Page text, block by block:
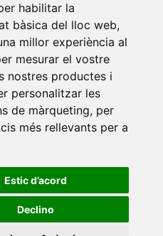
habilitar la
bàsica del lloc web,
millor experiència al
mesurar el vostre
nostres productes i
personalitzar les
de màrqueting, per
més rellevants per a
Estic d’acord
Declino
• Universitat d'Alacant
Universitat Autònoma de
Barcelona •
Universitat
Universitat de Girona
•Universitat
• Universitat Jaume I
Miguel Hernández
Catalunya
Universitat Ramon Llull
Universitat de Sàsser
•Universitat de Vic -